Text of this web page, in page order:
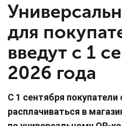
для
введут с 1
2026 года
С 1 сентября покупатели
расплачиваться в